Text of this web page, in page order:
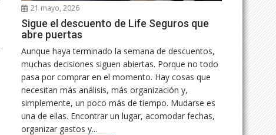
21 mayo, 2026
Sigue el descuento de Life Seguros que
abre puertas
Aunque haya terminado la semana de descuentos,
muchas decisiones siguen abiertas. Porque no todo
pasa por comprar en el momento. Hay cosas que
necesitan más análisis, más organización y,
simplemente, un poco más de tiempo. Mudarse es
una de ellas. Encontrar un lugar, acomodar fechas,
organizar gastos y...